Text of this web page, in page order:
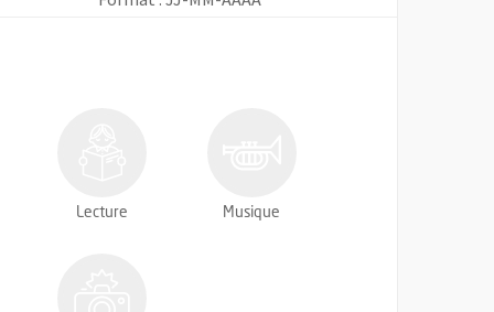
Lecture Musique